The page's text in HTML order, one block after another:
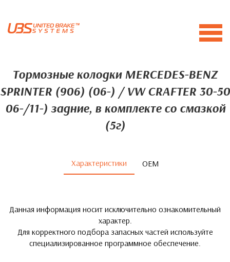
Тормозные колодки MERCEDES-BENZ
SPRINTER (906) (06-) / VW CRAFTER 30-50
06-/11-) задние, в комплекте со смазкой
(5г)
Характеристики ОЕМ
Данная информация носит исключительно ознакомительный
характер.
Для корректного подбора запасных частей используйте
специализированное программное обеспечение.